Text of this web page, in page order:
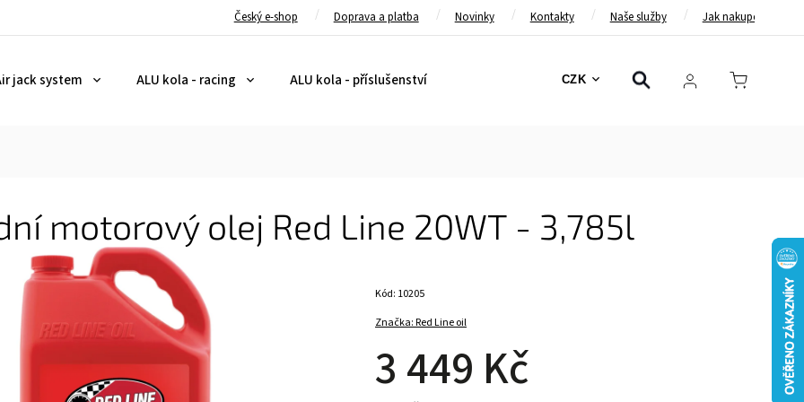
Český e-shop Doprava a platba Novinky Kontakty Naše služby Jak nakupovat
CZK
jack system ALU kola - racing ALU kola - příslušenství Bezpečnostní pásy Bezpečnostní rámy
motorový olej Red Line 20WT - 3,785l
Značka:Red Line oil
3 449 Kč
Kód: 10205